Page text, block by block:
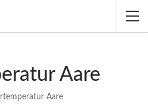
Aare